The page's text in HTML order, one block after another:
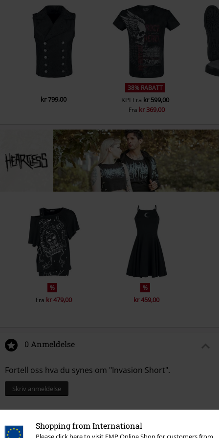
Shopping from International
kr 799,00
38% RABATT
KPI Frakr 599,00
Fra kr 369,00
%
Fra kr 479,00
%
kr 459,00
0 Anmeldelse
Fortell oss hva du synes om "Invasion Short".
Skriv anmeldelse